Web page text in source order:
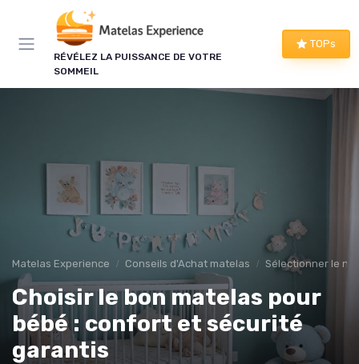
RÉVÉLEZ LA PUISSANCE DE VOTRE
SOMMEIL
TOPs
Matelas Experience Conseils d'Achat matelas Sélectionner le
Choisir le bon matelas pour
bébé : confort et sécurité
garantis
Panneau de gestion des cookies